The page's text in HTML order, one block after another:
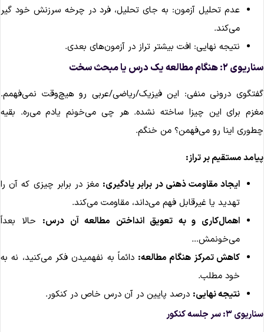
عدم تحلیل آزمون: به جای تحلیل، فرد در چرخه سرزنش خود گیر
می‌کند.
نتیجه نهایی: افت بیشتر تراز در آزمون‌های بعدی.
۲: هنگام مطالعه یک درس یا مبحث سخت
درونی منفی: این فیزیک/ریاضی/عربی رو هیچ‌وقت نمی‌فهمم.
برای این چیزا ساخته نشده. هر چی می‌خونم یادم می‌ره. بقیه
اینا رو می‌فهمن؟ من خنگم.
مستقیم بر تراز:
ایجاد مقاومت ذهنی در برابر یادگیری:مغز در برابر چیزی که آن را
تهدید یا غیرقابل فهم می‌داند، مقاومت می‌کند.
اهمال‌کاری و به تعویق انداختن مطالعه آن درس:حالا بعداً
می‌خونمش…
کاهش تمرکز هنگام مطالعه:دائماً به نفهمیدن فکر می‌کنید، نه به
خود مطلب.
نتیجه نهایی:درصد پایین در آن درس خاص در کنکور.
۳: سر جلسه کنکور